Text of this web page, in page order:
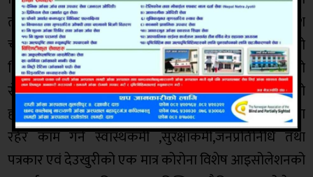
तत्कालीन गाउँपालिका अध्यक्षको लागि दावेदार बुद्धि प्रकाश
चौधरी लगायतका नेता तथा कार्यकर्ताको उपस्थिति रहेको
थियो। हाल आइसोलेशनमा रहेका कोरोना संक्रमित बिरामीको
रोग प्रतिरोधात्मक क्षमता बृद्दी गर्न फलफुल बितरण गरिएको
हो। त्यस्तै क्षेत्र नम्वर १ दाङले कोरोना भाइरसको जोखिममा
रहेर काम गर्ने स्वास्थकर्मी ,सुरक्षाकर्मी,जनप्रतिनिधि तथा
पत्रकार एवं देउखुरीको एक मात्र कोरोना विशेष आइसोलेशनको